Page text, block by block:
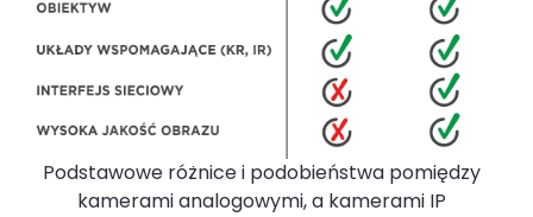
Podstawowe różnice i podobieństwa pomiędzy
kamerami analogowymi, a kamerami IP